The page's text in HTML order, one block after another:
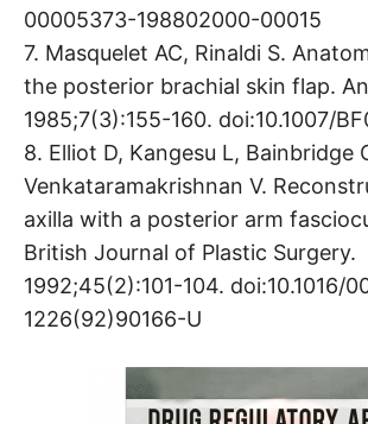
00005373-198802000-00015
7. Masquelet AC, Rinaldi S.
the posterior brachial skin flap.
1985;7(3):155-160. doi:10.1007/
8. Elliot D, Kangesu L, Bainbridge
Venkataramakrishnan V.
axilla with a posterior arm
British Journal of Plastic Surgery.
1992;45(2):101-104. doi:10.1016/
1226(92)90166-U